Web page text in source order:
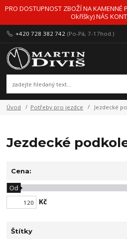
PRO DOSTUPNOST ZBOŽÍ NA
Okříšky) NÁS
+420 728 382 742 (Po-Pá, 7-17hod.)
Úvod Potřeby pro jezdce Jezdecké
Jezdecké
Cena:
Kč
Od
Štítky